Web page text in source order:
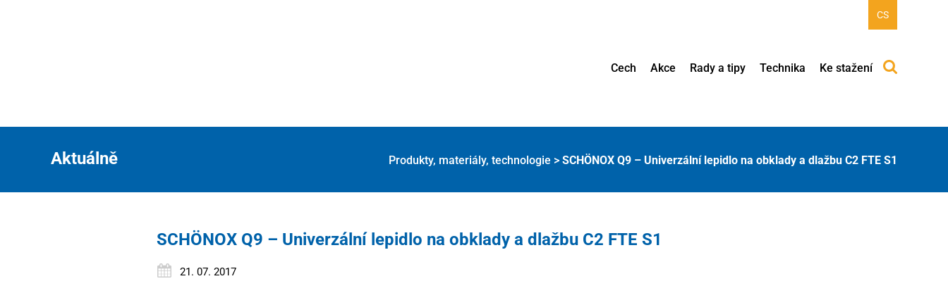
CS
Cech Akce Rady a tipy Technika Ke stažení
Aktuálně Produkty, materiály, technologie > SCHÖNOX Q9 – Univerzální lepidlo na obklady a dlažbu C2 FTE S1
SCHÖNOX Q9 – Univerzální lepidlo na obklady a dlažbu C2 FTE S1
21. 07. 2017